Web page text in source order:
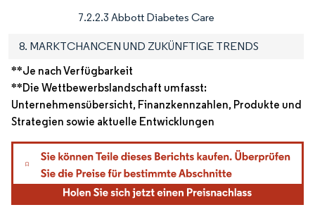
7.2.2.3 Abbott Diabetes Care
8. MARKTCHANCEN UND ZUKÜNFTIGE TRENDS
**Je nach Verfügbarkeit
**Die Wettbewerbslandschaft umfasst:
Unternehmensübersicht, Finanzkennzahlen, Produkte und
Strategien sowie aktuelle Entwicklungen